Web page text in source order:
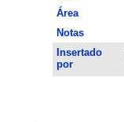
Área
Notas
Insertado
por